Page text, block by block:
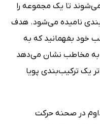
می‌شوند تا یک مجموعه را
نامیده می‌شود. هدف
خود بفهمانید که به
به مخاطب نشان می‌دهد
یک ترکیب‌بندی پویا
در صحنه حرکت